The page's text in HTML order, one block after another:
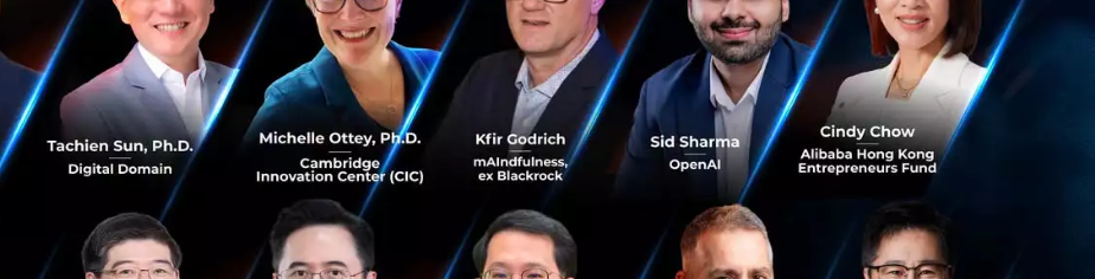
างการแพทย์ก็ตาม คุณนาเดียได้ยกตัวอย่างในกรณีของประเทศสิงคโปร์ที่ได้มีการเก็บ
Your Customer) ระบุตัวตน (Identification) ของประชาชน ซึ่งรัฐเป็นผู้เก็บรักษา
ห้ประชาชนสามารถเข้าถึงและใช้ประโยชน์จากข้อมูลต่างๆ ตามแต่ละจุดประสงค์ได้
าพ
มารถ นำไปสู่การป้องกันโรค การส่งเสริมสุขภาพ และการรักษาอย่างมี
ด